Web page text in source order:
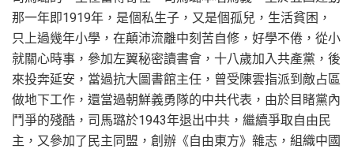
那一年即1919年，是個私生子，又是個孤兒，生活貧困，
只上過幾年小學，在顛沛流離中刻苦自修，好學不倦，從小
就關心時事，參加左翼秘密讀書會，十八歲加入共產黨，後
來投奔延安，當過抗大圖書館主任，曾受陳雲指派到敵占區
做地下工作，還當過朝鮮義勇隊的中共代表，由於目睹黨內
鬥爭的殘酷，司馬璐於1943年退出中共，繼續爭取自由民
主，又參加了民主同盟，創辦《自由東方》雜志，組織中國